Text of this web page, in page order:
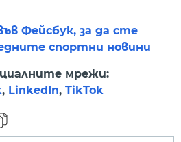
Фейсбук, за да сте
спортни новини
мрежи:
, LinkedIn, TikTok